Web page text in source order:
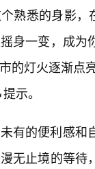
熟悉的身影，
身一变，成
的灯火逐渐点
示。
有的便利感
无止境的等